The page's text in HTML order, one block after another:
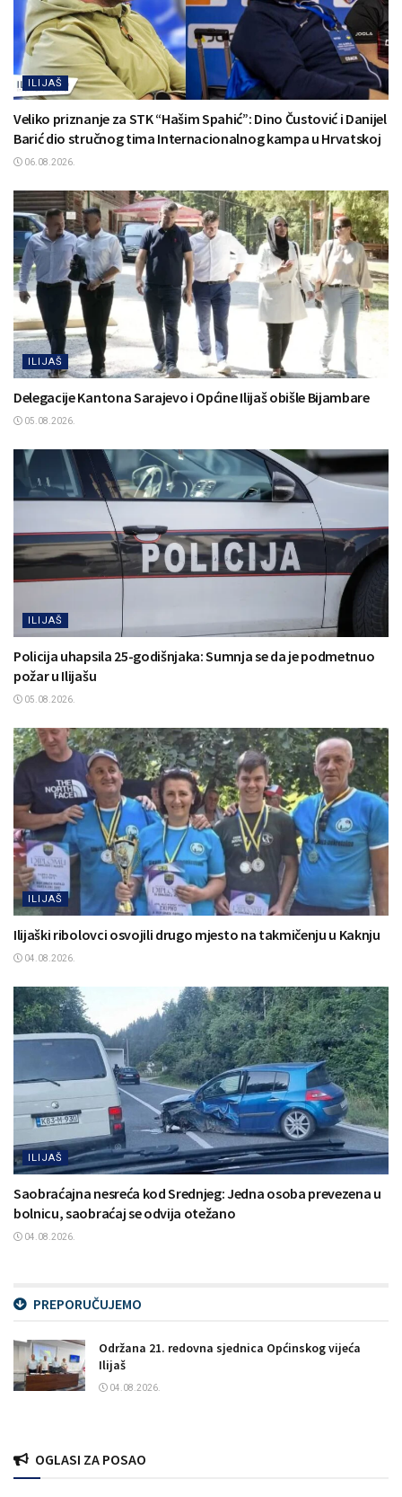
ILIJAŠ
Veliko priznanje za STK “Hašim Spahić”: Dino Čustović i Danijel
Barić dio stručnog tima Internacionalnog kampa u Hrvatskoj
06.08.2026.
ILIJAŠ
Delegacije Kantona Sarajevo i Općine Ilijaš obišle Bijambare
05.08.2026.
ILIJAŠ
Policija uhapsila 25-godišnjaka: Sumnja se da je podmetnuo
požar u Ilijašu
05.08.2026.
ILIJAŠ
Ilijaški ribolovci osvojili drugo mjesto na takmičenju u Kaknju
04.08.2026.
ILIJAŠ
Saobraćajna nesreća kod Srednjeg: Jedna osoba prevezena u
bolnicu, saobraćaj se odvija otežano
04.08.2026.
PREPORUČUJEMO
Održana 21. redovna sjednica Općinskog vijeća
Ilijaš
04.08.2026.
OGLASI ZA POSAO